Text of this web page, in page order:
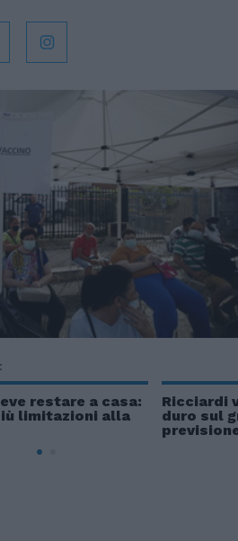
restare a casa:
limitazioni alla
Ricciardi
duro sul